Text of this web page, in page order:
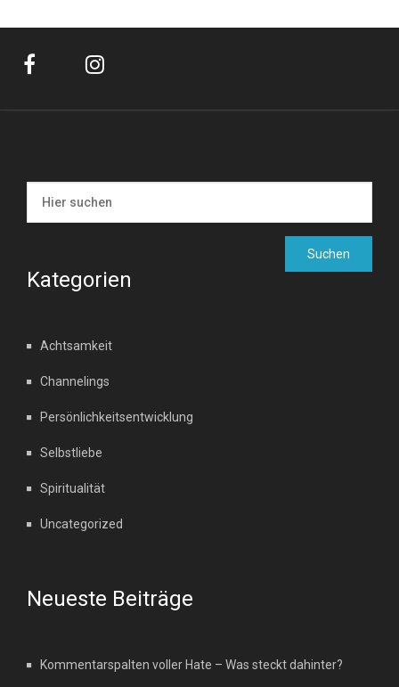
Kategorien
Achtsamkeit
Channelings
Persönlichkeitsentwicklung
Selbstliebe
Spiritualität
Uncategorized
Neueste Beiträge
Kommentarspalten voller Hate – Was steckt dahinter?